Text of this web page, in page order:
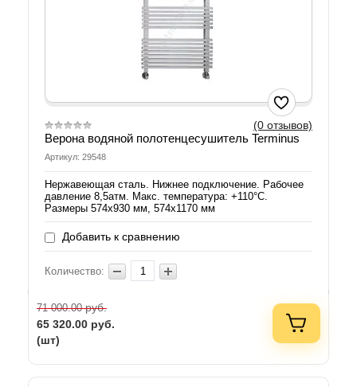
(0 отзывов)
Верона водяной полотенцесушитель Terminus
Артикул: 29548
Нержавеющая сталь. Нижнее подключение. Рабочее
давление 8,5атм. Макс. температура: +110°C.
Размеры 574х930 мм, 574х1170 мм
Добавить к сравнению
Количество:
71 000.00руб.
65 320.00 руб.
(шт)